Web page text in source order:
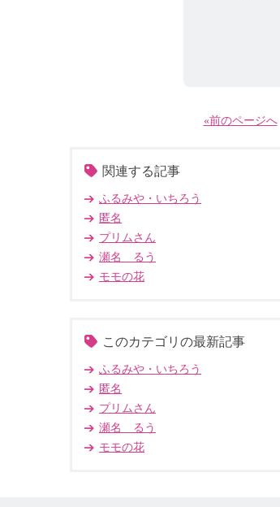
«前のページへ
関連する記事
ふるみや・いちろう
匿名
プリムさん
瀬名 るう
モモの花
このカテゴリの最新記事
ふるみや・いちろう
匿名
プリムさん
瀬名 るう
モモの花